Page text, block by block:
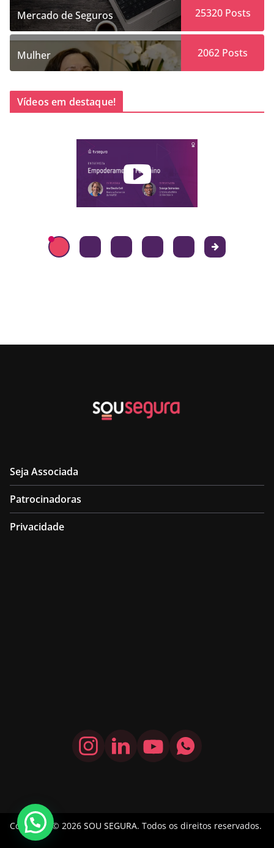
Mercado de Seguros 25320Posts
Mulher 2062 Posts
Vídeos em destaque!
Seja Associada
Patrocinadoras
Privacidade
Copyright © 2026 SOU SEGURA. Todos os direitos reservados.